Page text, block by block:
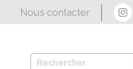
Nous contacter